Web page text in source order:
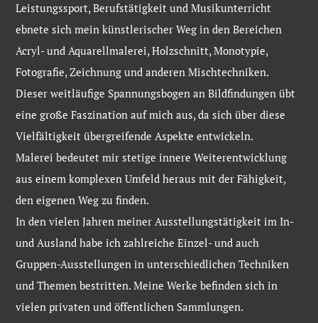
Leistungssport, Berufstätigkeit und Musikunterricht
ebnete sich mein künstlerischer Weg in den Bereichen
Acryl- und Aquarellmalerei, Holzschnitt, Monotypie,
Fotografie, Zeichnung und anderen Mischtechniken.
Dieser weitläufige Spannungsbogen an Bildfindungen übt
eine große Faszination auf mich aus, da sich über diese
Vielfältigkeit übergreifende Aspekte entwickeln.
Malerei bedeutet mir stetige innere Weiterentwicklung
aus einem komplexen Umfeld heraus mit der Fähigkeit,
den eigenen Weg zu finden.
In den vielen Jahren meiner Ausstellungstätigkeit im In-
und Ausland habe ich zahlreiche Einzel- und auch
Gruppen-Ausstellungen in unterschiedlichen Techniken
und Themen bestritten. Meine Werke befinden sich in
vielen privaten und öffentlichen Sammlungen.